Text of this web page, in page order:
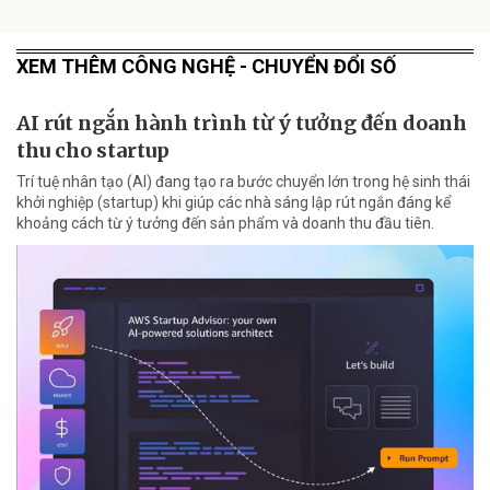
XEM THÊM CÔNG NGHỆ - CHUYỂN ĐỔI SỐ
AI rút ngắn hành trình từ ý tưởng đến doanh
thu cho startup
Trí tuệ nhân tạo (AI) đang tạo ra bước chuyển lớn trong hệ sinh thái
khởi nghiệp (startup) khi giúp các nhà sáng lập rút ngắn đáng kể
khoảng cách từ ý tưởng đến sản phẩm và doanh thu đầu tiên.